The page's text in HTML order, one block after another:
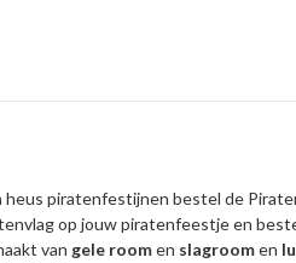
heus piratenfestijnen bestel de
op jouw piratenfeestje en
van gele roomen slagroomen